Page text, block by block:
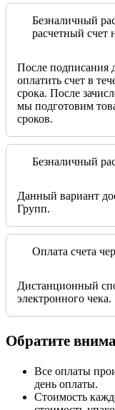
Безналичный
расчетный счет
После подписания
оплатить счет в
срока. После
мы подготовим
сроков.
Безналичный
Данный вариант
Групп.
Оплата счета
Дистанционный
электронного чека.
Обратите
Все оплаты
день оплаты.
Стоимость